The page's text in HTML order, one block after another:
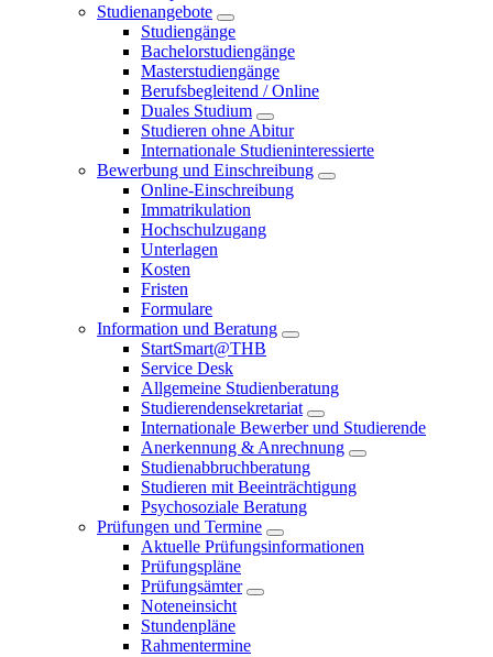
Studienangebote
Studiengänge
Bachelorstudiengänge
Masterstudiengänge
Berufsbegleitend / Online
Duales Studium
Studieren ohne Abitur
Internationale Studieninteressierte
Bewerbung und Einschreibung
Online-Einschreibung
Immatrikulation
Hochschulzugang
Unterlagen
Kosten
Fristen
Formulare
Information und Beratung
StartSmart@THB
Service Desk
Allgemeine Studienberatung
Studierendensekretariat
Internationale Bewerber und Studierende
Anerkennung & Anrechnung
Studienabbruchberatung
Studieren mit Beeinträchtigung
Psychosoziale Beratung
Prüfungen und Termine
Aktuelle Prüfungsinformationen
Prüfungspläne
Prüfungsämter
Noteneinsicht
Stundenpläne
Rahmentermine